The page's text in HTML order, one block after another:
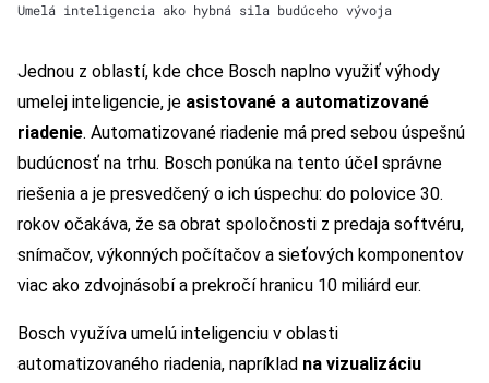
Umelá inteligencia ako hybná sila budúceho vývoja
Jednou z oblastí, kde chce Bosch naplno využiť výhody
umelej inteligencie, je asistované a automatizované
riadenie. Automatizované riadenie má pred sebou úspešnú
budúcnosť na trhu. Bosch ponúka na tento účel správne
riešenia a je presvedčený o ich úspechu: do polovice 30.
rokov očakáva, že sa obrat spoločnosti z predaja softvéru,
snímačov, výkonných počítačov a sieťových komponentov
viac ako zdvojnásobí a prekročí hranicu 10 miliárd eur.
Bosch využíva umelú inteligenciu v oblasti
automatizovaného riadenia, napríklad na vizualizáciu